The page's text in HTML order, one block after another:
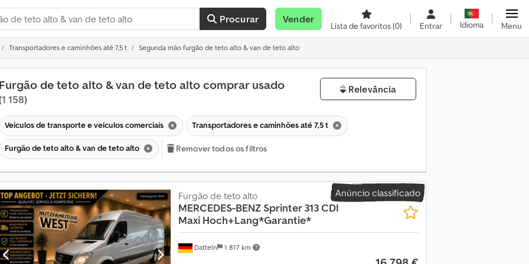
Procurar Vender
Lista de favoritos(0) Entrar Idioma Menu
Transportadores e caminhões até 7,5 t Segunda mão furgão de teto alto & van de teto alto
de teto alto & van de teto alto comprar usado
158)
Relevância
Veículos de transporte e veículos comerciais Transportadores e caminhões até 7,5 t
Furgão de teto alto & van de teto alto Remover todos os filtros
Anúncio classificado
Datteln 1 817 km
Furgão de teto alto
MERCEDES-BENZ Sprinter 313 CDI
Maxi Hoch+Lang*Garantie*
M